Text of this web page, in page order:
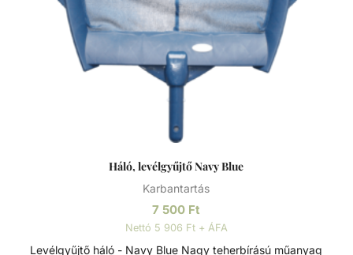
Háló, levélgyűjtő Navy Blue
Karbantartás
7 500 Ft
Nettó 5 906 Ft + ÁFA
Levélgyűjtő háló - Navy Blue Nagy teherbírású műanyag